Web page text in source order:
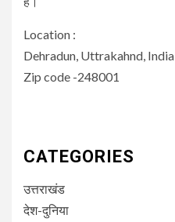
Location :
Dehradun, Uttrakahnd, India
Zip code -248001
CATEGORIES
उत्तराखंड
देश-दुनिया